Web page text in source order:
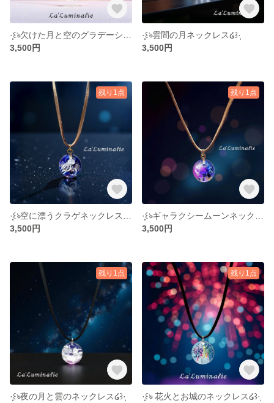
3,500円
·̩͙꒰ঌ雲間の月ネックレス໒꒱·̩͙
3,500円
残り1点
3,500円
残り1点
3,500円
残り1点
·̩͙꒰ঌ夜の月と雲のネックレス໒꒱·̩͙
残り1点
·̩͙꒰ঌ 花火とお城のネックレス໒꒱·̩͙